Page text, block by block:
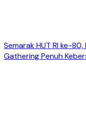
Semarak HUT RI ke-
Gathering Penuh